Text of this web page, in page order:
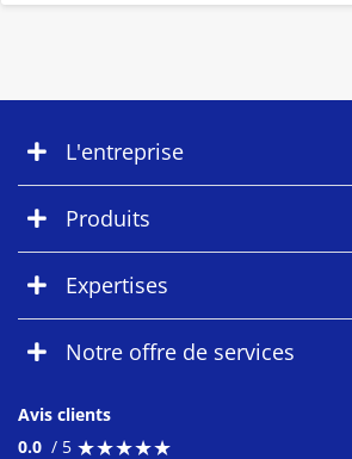
L'entreprise
Produits
Expertises
Notre offre de services
Avis clients
0.0 / 5 ★★★★★
★★★★★